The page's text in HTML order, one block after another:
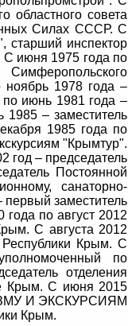
областного совета
Силах СССР. С
старший инспектор
С июня 1975 года по
ноябрь 1978 года –
по июнь 1981 года –
1985 – заместитель
1985 года по
"Крымтур".
год – председатель
Постоянной
санаторно-
первый заместитель
по август 2012
С августа 2012
Крым. С
по
отделения
Крым. С июня 2015
И ЭКСКУРСИЯМ
Крым.